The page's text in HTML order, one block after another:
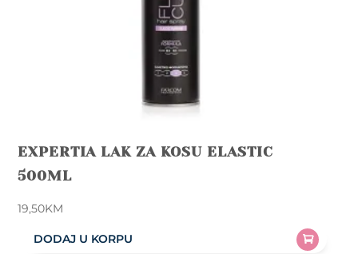
EXPERTIA LAK ZA KOSU ELASTIC
500ML
19,50KM
DODAJ U KORPU